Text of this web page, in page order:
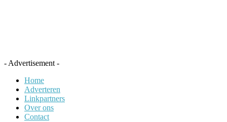
- Advertisement -
Home
Adverteren
Linkpartners
Over ons
Contact